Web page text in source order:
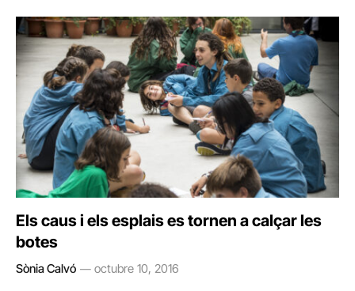
Els caus i els esplais es tornen a calçar les
botes
Sònia Calvó octubre 10, 2016